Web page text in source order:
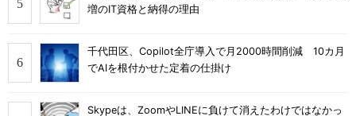
増のIT資格と納得の理由
千代田区、Copilot全庁導入で月2000時間削減 10カ月
でAIを根付かせた定着の仕掛け
Skypeは、ZoomやLINEに負けて消えたわけではなかっ